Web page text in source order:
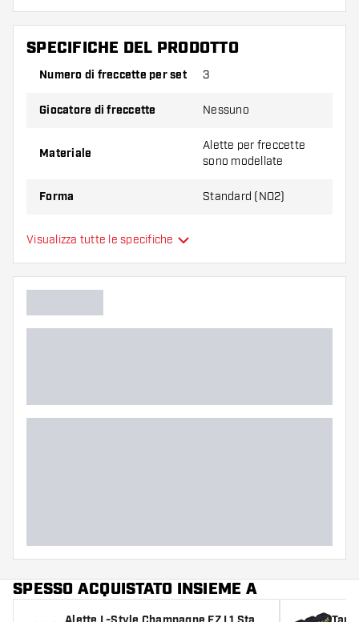
essere utilizzate solo con astine Cosmo Fit.
Suggerimento di Dartshopper!
Assicuratevi di avere a portata di mano un gran
Provate una forma, un materiale o uno
variante vi si addice di più!
SPECIFICHE DEL PRODOTTO
Numero di freccette per set 3
Giocatore di freccette Nessuno
Materiale
Alette per freccette
sono modellate
Forma Standard (NO2)
Tipo
Colore principale
Visualizza tutte le specifiche
SPESSO ACQUISTATO INSIEME A